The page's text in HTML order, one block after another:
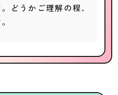
どうかご理解の程、